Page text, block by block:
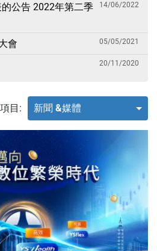
公告 2022年第二季
14/06/2022
會 05/05/2021
20/11/2020
項目: 新聞 &媒體